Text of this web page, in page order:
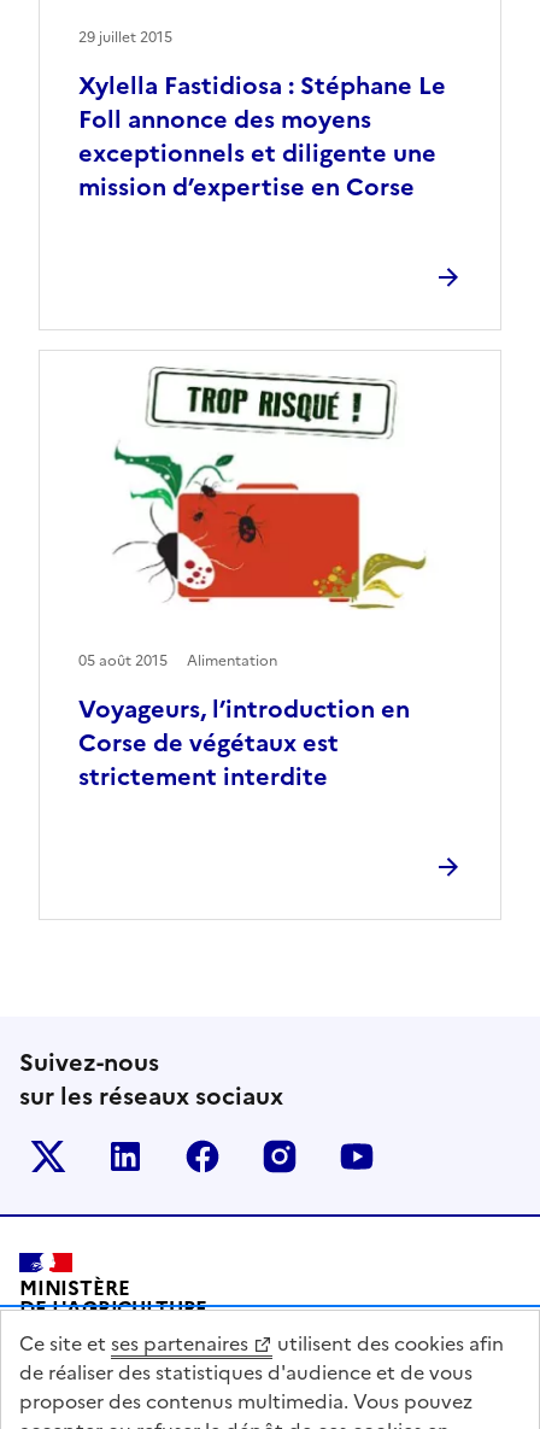
Xylella Fastidiosa : Stéphane Le
Foll annonce des moyens
exceptionnels et diligente une
mission d’expertise en Corse
29 juillet 2015
Voyageurs, l’introduction en
Corse de végétaux est
strictement interdite
05 août 2015 Alimentation
Suivez-nous
sur les réseaux sociaux
Le ministère sur Twitter
Le ministère sur LinkedIn
Le ministère sur Facebook
Le ministère sur
Pied de page
MINISTÈRE
DE L'AGRICULTURE
DE L'AGRO-ALIMENTAIRE
ET DE LA SOUVERAINETÉ
ALIMENTAIRE
Ce site et ses partenaires
utilisent des cookies afin
de réaliser des statistiques d'audience et de vous
proposer des contenus multimedia. Vous pouvez